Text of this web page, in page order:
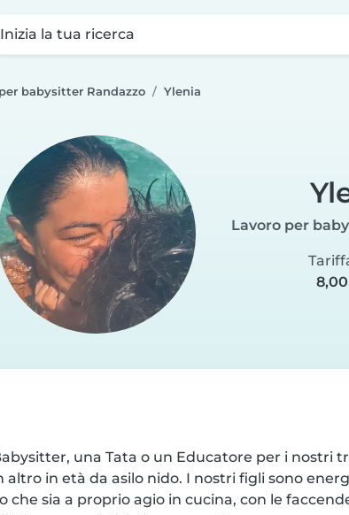
Inizia la tua ricerca
babysitter Randazzo Ylenia
Lavoro per
una Tata o un Educatore per i nostri
in età da asilo nido. I nostri figli sono
sia a proprio agio in cucina, con le